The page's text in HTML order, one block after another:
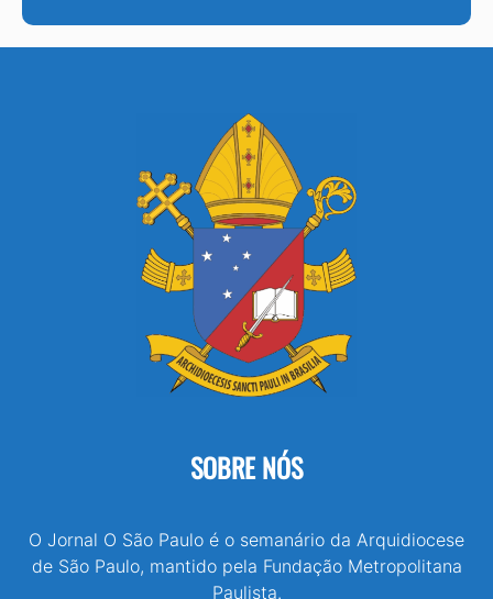
SOBRE NÓS
O Jornal O São Paulo é o semanário da Arquidiocese
de São Paulo, mantido pela Fundação Metropolitana
Paulista.